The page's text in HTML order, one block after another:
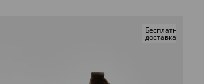
Бесплатная
доставка